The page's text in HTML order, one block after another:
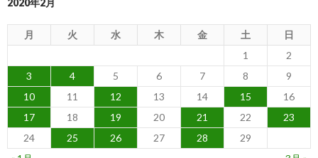
2020年2月
月 火 水 木 金 土
日
1
2
3
4 5 6 7 8
9
10
11 12 13 14 15
16
17
18 19 20 21 22
23
24
25 26 27 28
29